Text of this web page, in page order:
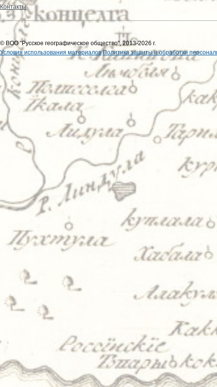
Контакты
© ВОО "Русское географическое общество", 2013-2026 г.
Условия использования материалов Политика защиты и обработки